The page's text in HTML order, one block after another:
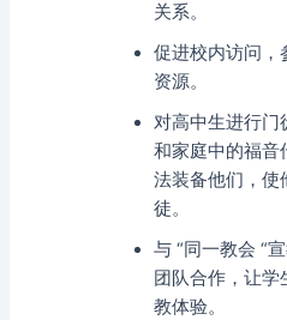
关系。
促进校内访问，
资源。
对高中生进行门
和家庭中的福音
法装备他们，使
徒。
与 “同一教会 “
团队合作，让学
教体验。